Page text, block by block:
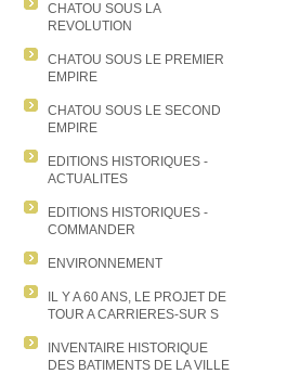
CHATOU SOUS LA
REVOLUTION
CHATOU SOUS LE PREMIER
EMPIRE
CHATOU SOUS LE SECOND
EMPIRE
EDITIONS HISTORIQUES -
ACTUALITES
EDITIONS HISTORIQUES -
COMMANDER
ENVIRONNEMENT
IL Y A 60 ANS, LE PROJET DE
TOUR A CARRIERES-SUR S
INVENTAIRE HISTORIQUE
DES BATIMENTS DE LA VILLE